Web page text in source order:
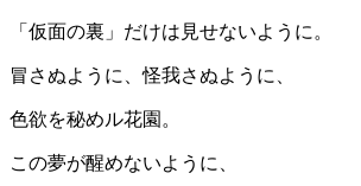
「仮面の裏」だけは見せないように。
冒さぬように、怪我さぬように、
色欲を秘めル花園。
この夢が醒めないように、